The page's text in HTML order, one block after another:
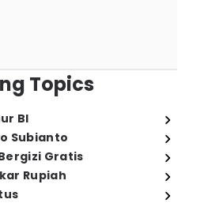
Topics
BI
Subianto
Gratis
Rupiah